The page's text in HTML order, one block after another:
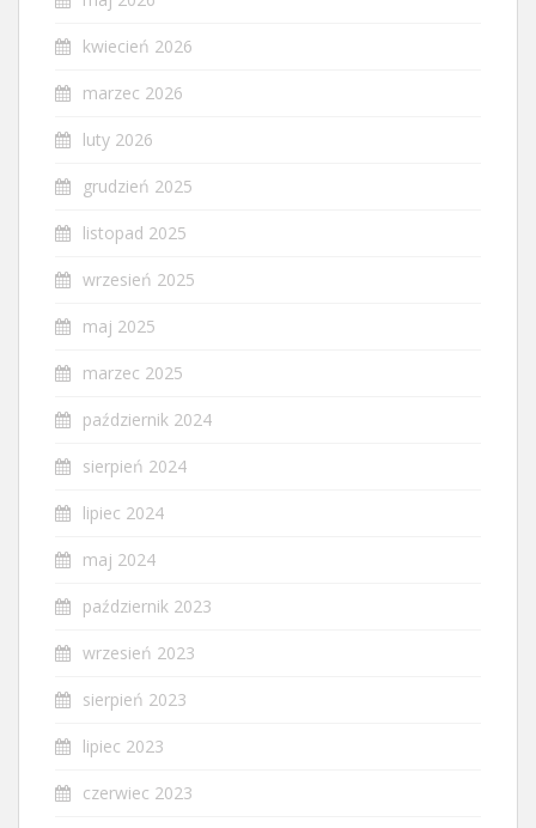
kwiecień 2026
marzec 2026
luty 2026
grudzień 2025
listopad 2025
wrzesień 2025
maj 2025
marzec 2025
październik 2024
sierpień 2024
lipiec 2024
maj 2024
październik 2023
wrzesień 2023
sierpień 2023
lipiec 2023
czerwiec 2023